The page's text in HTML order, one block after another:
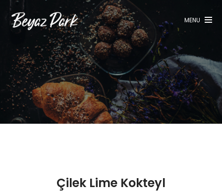
Keşfet
Menü
Rezervasyon
Galeri
Blog
İletişim
MENU
Çilek Lime Kokteyl